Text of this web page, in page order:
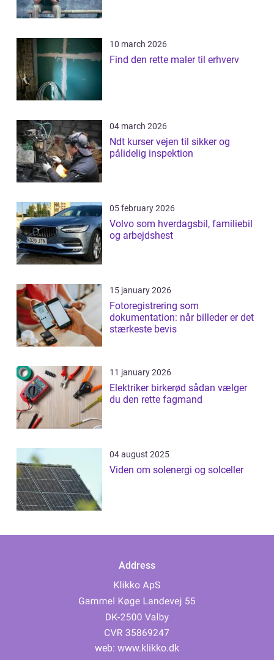
10 march 2026
Find den rette maler til erhverv
04 march 2026
Ndt kurser vejen til sikker og
pålidelig inspektion
05 february 2026
Volvo som hverdagsbil, familiebil
og arbejdshest
15 january 2026
Fotoregistrering som
dokumentation: når billeder er det
stærkeste bevis
11 january 2026
Elektriker birkerød sådan vælger
du den rette fagmand
04 august 2025
Viden om solenergi og solceller
Address
web: www.klikko.dk